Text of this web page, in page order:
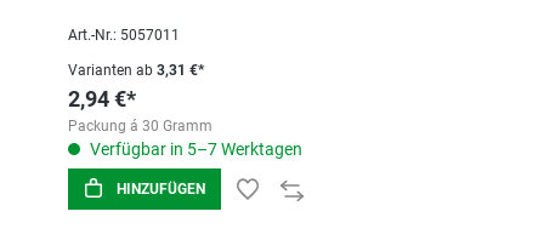
Art.-Nr.: 5057011
Varianten ab 3,31 €*
2,94 €*
Packung á 30 Gramm
Verfügbar in 5–7 Werktagen
HINZUFÜGEN